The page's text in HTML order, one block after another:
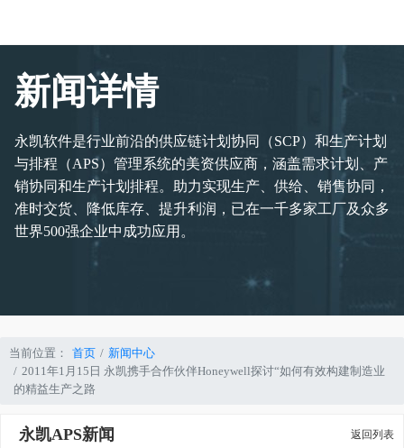
新闻详情
永凯软件是行业前沿的供应链计划协同（SCP）和生产计划
与排程（APS）管理系统的美资供应商，涵盖需求计划、产
销协同和生产计划排程。助力实现生产、供给、销售协同，
准时交货、降低库存、提升利润，已在一千多家工厂及众多
世界500强企业中成功应用。
当前位置： 首页
新闻中心
2011年1月15日 永凯携手合作伙伴Honeywell探讨“如何有效构建制造业
的精益生产之路
永凯APS新闻 返回列表